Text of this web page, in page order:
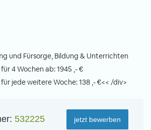
und Fürsorge, Bildung & Unterrichten
4 Wochen ab: 1945 ,- €
jede weitere Woche: 138 ,- €<< /div>
532225 jetzt bewerben